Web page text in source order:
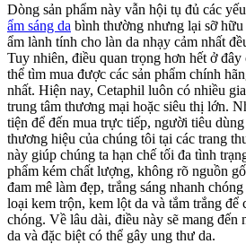
Dòng sản phẩm này vẫn hội tụ đủ các
ẩm sáng da bình thường nhưng lại sỡ
ẩm lành tính cho làn da nhạy cảm nhất
Tuy nhiên, điều quan trọng hơn hết ở
thể tìm mua được các sản phẩm chính
nhất. Hiện nay, Cetaphil luôn có nhiều
trung tâm thương mại hoặc siêu thị lớn.
tiện để đến mua trực tiếp, người tiêu
thương hiệu của chúng tôi tại các trang
này giúp chúng ta hạn chế tối đa tình
phẩm kém chất lượng, không rõ nguồn
đam mê làm đẹp, trắng sáng nhanh
loại kem trộn, kem lột da và tắm trắng để
chóng. Về lâu dài, điều này sẽ mang đến
da và đặc biệt có thể gây ung thư da.